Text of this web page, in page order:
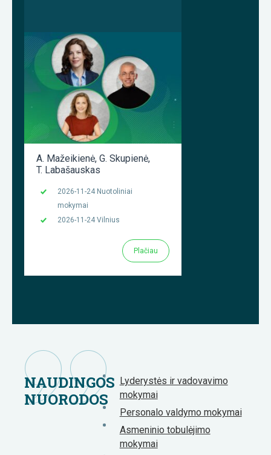
A. Mažeikienė, G. Skupienė,
T. Labašauskas
2026-11-24 Nuotoliniai
mokymai
2026-11-24 Vilnius
Plačiau
NAUDINGOS
NUORODOS
Lyderystės ir vadovavimo
mokymai
Personalo valdymo mokymai
Asmeninio tobulėjimo
mokymai